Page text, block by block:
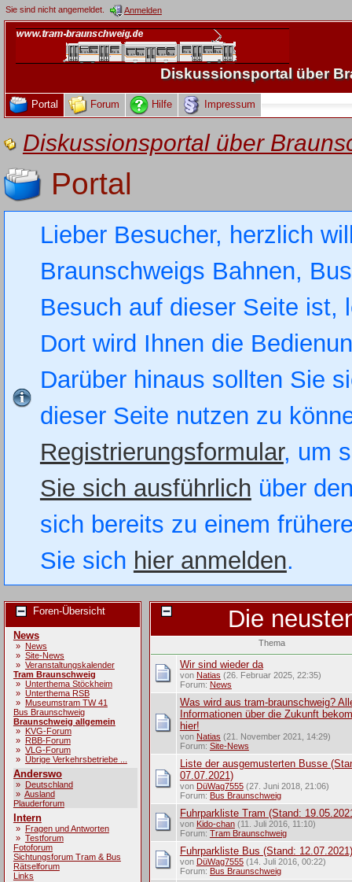
Sie sind nicht angemeldet. Anmelden
Diskussionsportal über
Portal Forum Hilfe Impressum
Diskussionsportal über
Portal
Lieber Besucher, herzlich
Braunschweigs Bahnen,
Besuch auf dieser Seite
Dort wird Ihnen die
Darüber hinaus sollten Sie
dieser Seite nutzen zu
Registrierungsformular, um
Sie sich ausführlich über
sich bereits zu einem
Sie sich hier anmelden.
Foren-Übersicht
News
» News
» Site-News
» Veranstaltungskalender
Tram Braunschweig
» Unterthema Stöckheim
» Unterthema RSB
» Museumstram TW 41
Bus Braunschweig
Braunschweig allgemein
» KVG-Forum
» RBB-Forum
» VLG-Forum
» Übrige Verkehrsbetriebe ...
Anderswo
» Deutschland
» Ausland
Plauderforum
Intern
» Fragen und Antworten
» Testforum
Fotoforum
Sichtungsforum Tram & Bus
Rätselforum
Links
Die
Thema
Wir sind wieder da
von Natias (26. Februar 2025, 22:35)
Forum: News
Was wird aus tram-braunschweig?
Informationen über die Zukunft
hier!
von Natias (21. November 2021, 14:29)
Forum: Site-News
Liste der ausgemusterten Busse
07.07.2021)
von DüWag7555(27. Juni 2018, 21:06)
Forum: Bus Braunschweig
Fuhrparkliste Tram (Stand:
von Kido-chan(11. Juli 2016, 11:10)
Forum: Tram Braunschweig
Fuhrparkliste Bus (Stand: 12.07.2021)
von DüWag7555(14. Juli 2016, 00:22)
Forum: Bus Braunschweig